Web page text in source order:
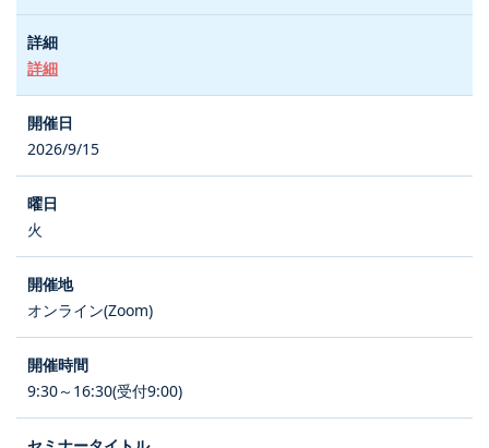
詳細
2026/9/15
火
オンライン(Zoom)
9:30～16:30(受付9:00)